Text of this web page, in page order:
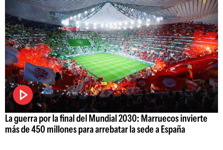
La guerra por la final del Mundial 2030: Marruecos invierte
más de 450 millones para arrebatar la sede a España